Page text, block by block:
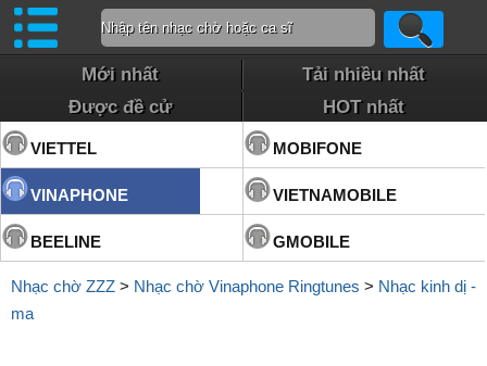
Mới nhất
Tải nhiều nhất
Được đề cử
HOT nhất
VIETTEL MOBIFONE
VINAPHONE VIETNAMOBILE
BEELINE GMOBILE
Nhạc chờ ZZZ > Nhạc chờ Vinaphone Ringtunes > Nhạc kinh dị -
ma